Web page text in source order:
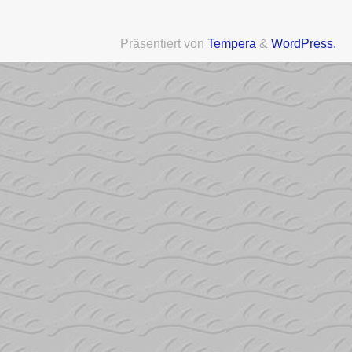
Präsentiert von Tempera & WordPress.